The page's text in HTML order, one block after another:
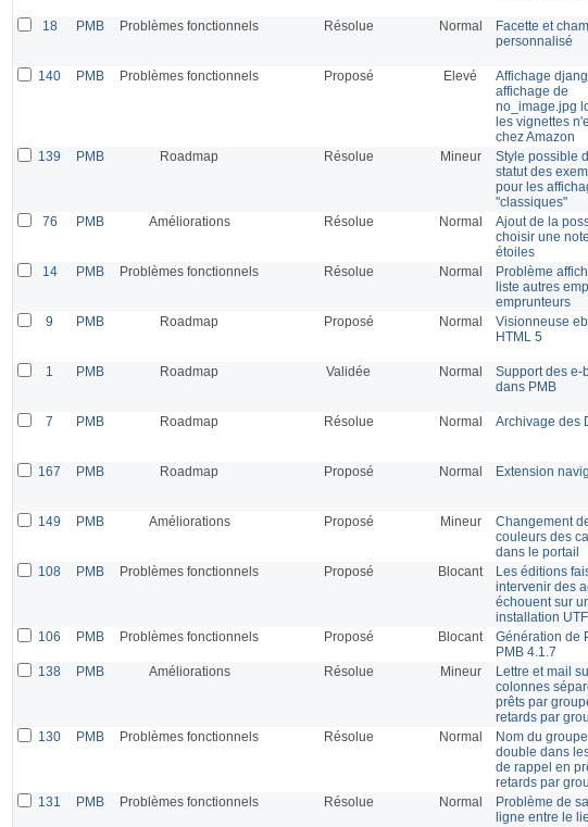
18 PMB Problèmes fonctionnels Résolue Normal
Facette et
personnalisé
140 PMB Problèmes fonctionnels Proposé Elevé
Affichage
affichage de
no_image.jpg
les vignettes
chez Amazon
139 PMB Roadmap Résolue Mineur
Style possible
statut des
pour les
"classiques"
76 PMB Améliorations Résolue Normal
Ajout de la
choisir une
étoiles
14 PMB Problèmes fonctionnels Résolue Normal
Problème
liste autres
emprunteurs
9 PMB Roadmap Proposé Normal
Visionneuse
HTML 5
1 PMB Roadmap Validée Normal
Support des e-
dans PMB
7 PMB Roadmap Résolue Normal Archivage des
167 PMB Roadmap Proposé Normal Extension
149 PMB Améliorations Proposé Mineur
Changement
couleurs des
dans le portail
108 PMB Problèmes fonctionnels Proposé Blocant
Les éditions
intervenir des
échouent sur
installation
106 PMB Problèmes fonctionnels Proposé Blocant
Génération de
PMB 4.1.7
138 PMB Améliorations Résolue Mineur
Lettre et mail
colonnes
prêts par
retards par
130 PMB Problèmes fonctionnels Résolue Normal
Nom du
double dans
de rappel en
retards par
131 PMB Problèmes fonctionnels Résolue Normal
Problème de
ligne entre le